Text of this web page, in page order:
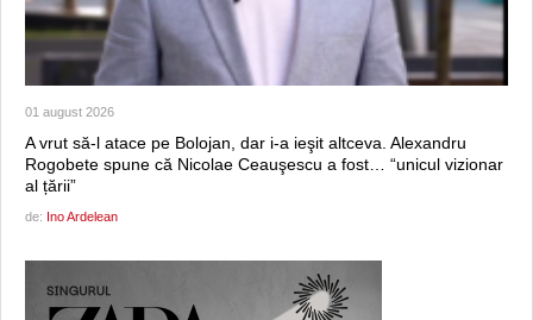
01 august 2026
A vrut să-l atace pe Bolojan, dar i-a ieşit altceva. Alexandru
Rogobete spune că Nicolae Ceauşescu a fost… “unicul vizionar
al țării”
de: Ino Ardelean